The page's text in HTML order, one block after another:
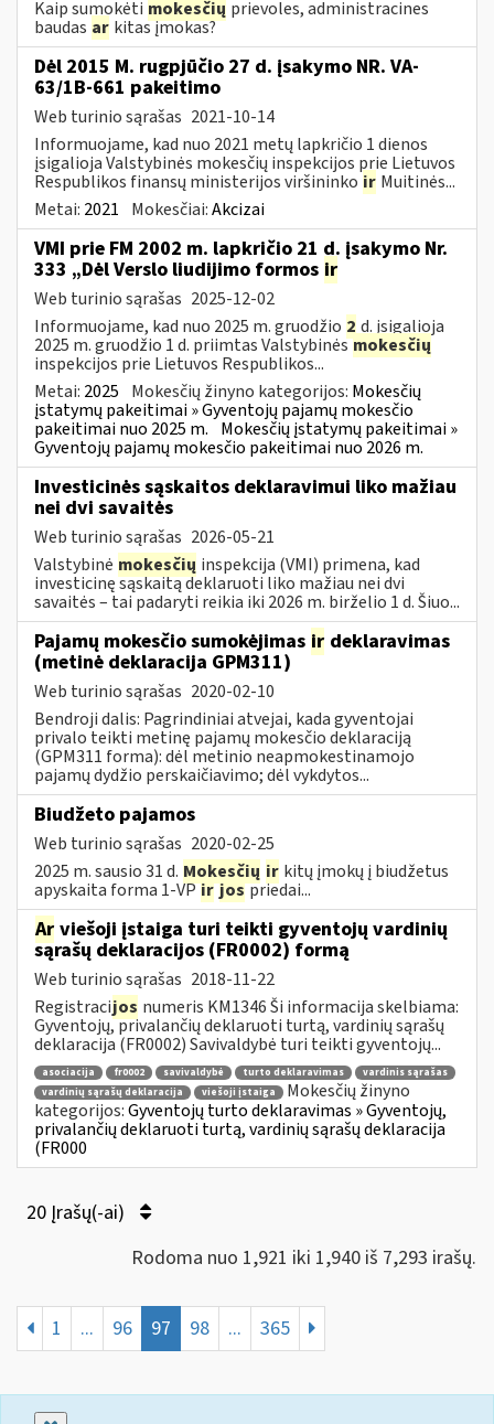
Kaip sumokėti mokesčių prievoles, administracines
baudas ar kitas įmokas?
Dėl 2015 M. rugpjūčio 27 d. įsakymo NR. VA-
63/1B-661 pakeitimo
Web turinio sąrašas 2021-10-14
Informuojame, kad nuo 2021 metų lapkričio 1 dienos
įsigalioja Valstybinės mokesčių inspekcijos prie Lietuvos
Respublikos finansų ministerijos viršininko ir Muitinės...
Metai: 2021 Mokesčiai:Akcizai
VMI prie FM 2002 m. lapkričio 21 d. įsakymo Nr.
333 „Dėl Verslo liudijimo formos ir
Web turinio sąrašas 2025-12-02
Informuojame, kad nuo 2025 m. gruodžio 2 d. įsigalioja
2025 m. gruodžio 1 d. priimtas Valstybinėsmokesčių
inspekcijos prie Lietuvos Respublikos...
Metai: 2025 Mokesčių žinyno kategorijos: Mokesčių
įstatymų pakeitimai » Gyventojų pajamų mokesčio
pakeitimai nuo 2025 m. Mokesčių įstatymų pakeitimai »
Gyventojų pajamų mokesčio pakeitimai nuo 2026 m.
Investicinės sąskaitos deklaravimui liko mažiau
nei dvi savaitės
Web turinio sąrašas 2026-05-21
Valstybinė mokesčių inspekcija (VMI) primena, kad
investicinę sąskaitą deklaruoti liko mažiau nei dvi
savaitės – tai padaryti reikia iki 2026 m. birželio 1 d. Šiuo...
Pajamų mokesčio sumokėjimas ir deklaravimas
(metinė deklaracija GPM311)
Web turinio sąrašas 2020-02-10
Bendroji dalis: Pagrindiniai atvejai, kada gyventojai
privalo teikti metinę pajamų mokesčio deklaraciją
(GPM311 forma): dėl metinio neapmokestinamojo
pajamų dydžio perskaičiavimo; dėl vykdytos...
Biudžeto pajamos
Web turinio sąrašas 2020-02-25
2025 m. sausio 31 d. Mokesčių ir kitų įmokų į biudžetus
apyskaita forma 1-VPir jospriedai...
Ar viešoji įstaiga turi teikti gyventojų vardinių
sąrašų deklaracijos (FR0002) formą
Web turinio sąrašas 2018-11-22
Registracijos numeris KM1346 Ši informacija skelbiama:
Gyventojų, privalančių deklaruoti turtą, vardinių sąrašų
deklaracija (FR0002) Savivaldybė turi teikti gyventojų...
asociacija fr0002 savivaldybė turto deklaravimas
vardinis sąrašas
vardinių sąrašų deklaracija
viešoji įstaiga
Mokesčių žinyno
kategorijos:Gyventojų turto deklaravimas » Gyventojų,
privalančių deklaruoti turtą, vardinių sąrašų deklaracija
(FR000
20 Įrašų(-ai)
Rodoma nuo 1,921 iki 1,940 iš 7,293 irašų.
1 ... 96 97 98 ... 365